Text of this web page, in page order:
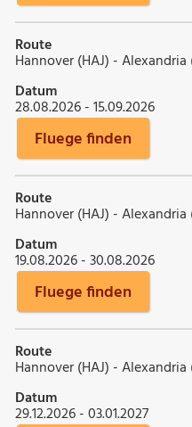
Route
Hannover (HAJ) - Alexandria
Datum
28.08.2026 - 15.09.2026
Fluege finden
Route
Hannover (HAJ) - Alexandria
Datum
19.08.2026 - 30.08.2026
Fluege finden
Route
Hannover (HAJ) - Alexandria
Datum
29.12.2026 - 03.01.2027